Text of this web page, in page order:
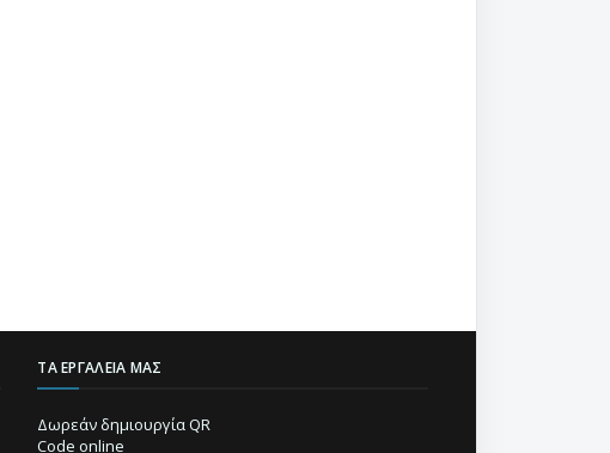
ΤΑ ΕΡΓΑΛΕΊΑ ΜΑΣ
Δωρεάν δημιουργία QR
Code online